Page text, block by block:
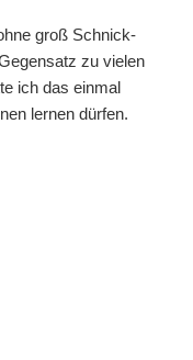
groß Schnick-
zu vielen
ich das einmal
lernen dürfen.